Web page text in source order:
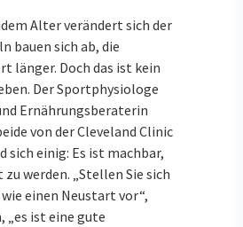
Alter verändert sich der
bauen sich ab, die
länger. Doch das ist kein
Der Sportphysiologe
Ernährungsberaterin
von der Cleveland Clinic
sich einig: Es ist machbar,
werden. „Stellen Sie sich
einen Neustart vor“,
ist eine gute